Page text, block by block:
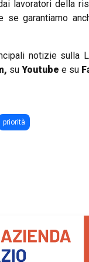
lavoratori della
garantiamo
notizie sulla
, su Youtube e su
priorità